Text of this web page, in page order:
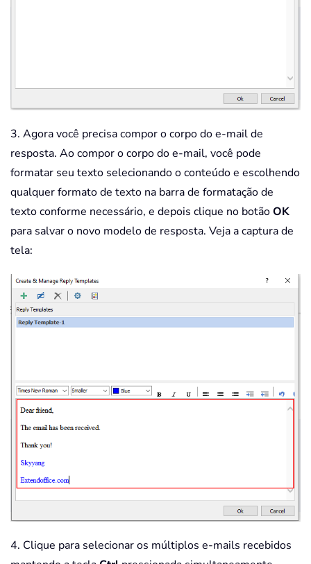
3. Agora você precisa compor o corpo do e-mail de
resposta. Ao compor o corpo do e-mail, você pode
formatar seu texto selecionando o conteúdo e escolhendo
qualquer formato de texto na barra de formatação de
texto conforme necessário, e depois clique no botãoOK
para salvar o novo modelo de resposta. Veja a captura de
tela:
4. Clique para selecionar os múltiplos e-mails recebidos